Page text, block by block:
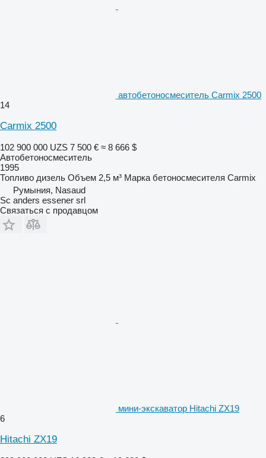
автобетоносмеситель Carmix 2500
14
Carmix 2500
102 900 000 UZS 7 500 € ≈ 8 666 $
Автобетоносмеситель
1995
Топливо дизель Объем 2,5 м³ Марка бетоносмесителя Carmix
Румыния, Nasaud
Sc anders essener srl
Связаться с продавцом
мини-экскаватор Hitachi ZX19
6
Hitachi ZX19